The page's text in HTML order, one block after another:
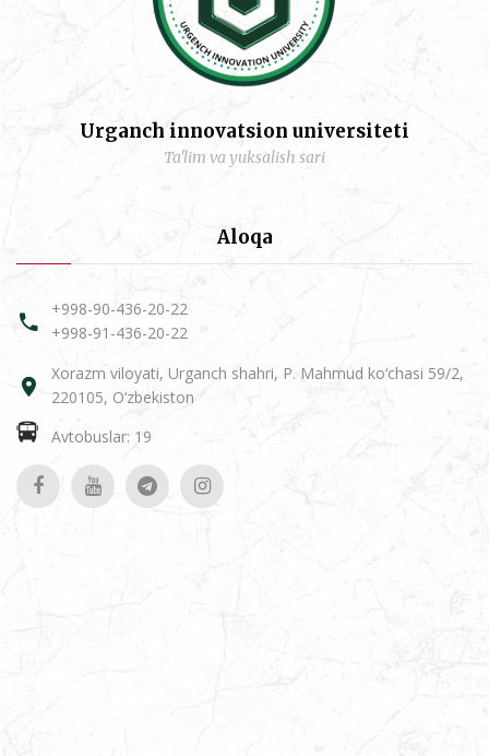
Urganch innovatsion universiteti
Ta'lim va yuksalish sari
Aloqa
+998-90-436-20-22
+998-91-436-20-22
Xorazm viloyati, Urganch shahri, P. Mahmud ko‘chasi 59/2,
220105, O‘zbekiston
Avtobuslar: 19